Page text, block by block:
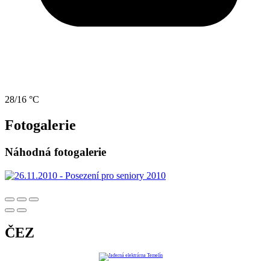
28/16 °C
Fotogalerie
Náhodná fotogalerie
ČEZ